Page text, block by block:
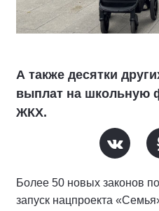
А также десятки
выплат на школьную
ЖКХ.
Более 50 новых законов
запуск нацпроекта